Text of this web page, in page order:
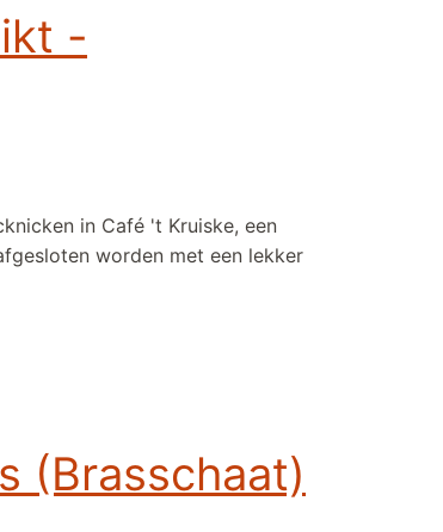
-
in Café 't Kruiske, een
worden met een lekker
(Brasschaat)